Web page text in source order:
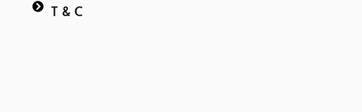
T & C